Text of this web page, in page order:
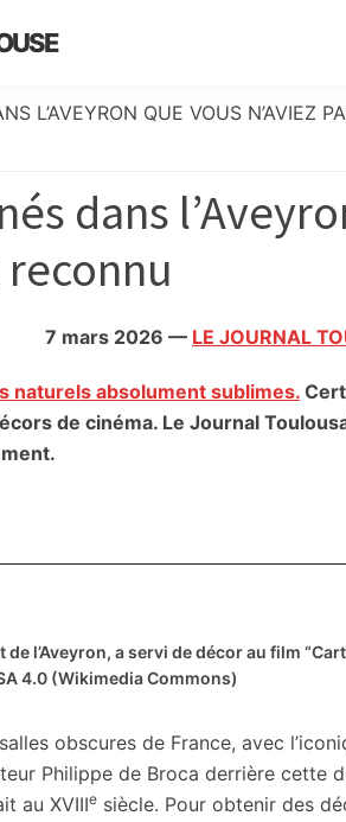
L’AVEYRON QUE VOUS N’AVIEZ
dans
reconnu
7 mars 2026 — LE JOURNAL
naturels absolument sublimes.
de cinéma. Le Journal
l’Aveyron, a servi de décor au film
4.0 (Wikimedia Commons)
obscures de France, avec
Philippe de Broca derrière cette
au XVIIIe siècle. Pour obtenir des